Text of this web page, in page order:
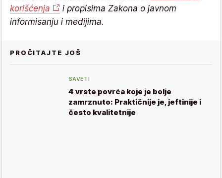
korišćenja
i propisima Zakona o javnom
informisanju i medijima.
PROČITAJTE JOŠ
SAVETI
4 vrste povrća koje je bolje
zamrznuto: Praktičnije je, jeftinije i
često kvalitetnije